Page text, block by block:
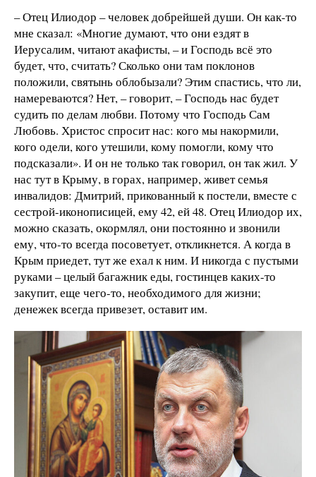
– Отец Илиодор – человек добрейшей души. Он как-то
мне сказал: «Многие думают, что они ездят в
Иерусалим, читают акафисты, – и Господь всё это
будет, что, считать? Сколько они там поклонов
положили, святынь облобызали? Этим спастись, что ли,
намереваются? Нет, – говорит, – Господь нас будет
судить по делам любви. Потому что Господь Сам
Любовь. Христос спросит нас: кого мы накормили,
кого одели, кого утешили, кому помогли, кому что
подсказали». И он не только так говорил, он так жил. У
нас тут в Крыму, в горах, например, живет семья
инвалидов: Дмитрий, прикованный к постели, вместе с
сестрой-иконописицей, ему 42, ей 48. Отец Илиодор их,
можно сказать, окормлял, они постоянно и звонили
ему, что-то всегда посоветует, откликнется. А когда в
Крым приедет, тут же ехал к ним. И никогда с пустыми
руками – целый багажник еды, гостинцев каких-то
закупит, еще чего-то, необходимого для жизни;
денежек всегда привезет, оставит им.